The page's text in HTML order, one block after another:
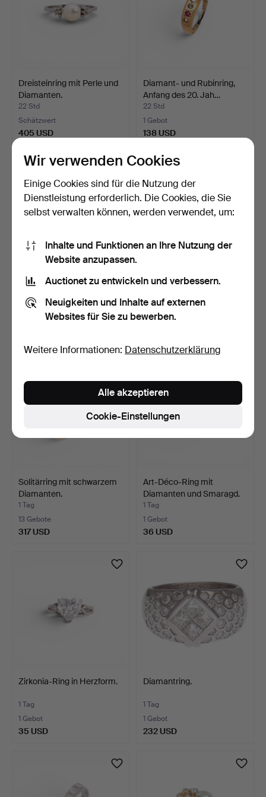
Dreisteinring mit Perle und
Diamanten.
22 Std
Schätzwert
405 USD
Diamant- und Rubinring,
Anfang des 20. Jah…
22 Std
1 Gebot
138 USD
Ring aus Roségold mit
1 Tag
Schätzwert
Topas-Rosettenring.
1 Tag
Schätzwert
Solitärring mit schwarzem
Diamanten.
1 Tag
13 Gebote
317 USD
Art-Déco-Ring mit
Diamanten und Smaragd.
1 Tag
1 Gebot
36 USD
Zirkonia-Ring in Herzform.
1 Tag
1 Gebot
35 USD
Diamantring.
1 Tag
1 Gebot
232 USD
Wir verwenden Cookies
Einige Cookies sind für die Nutzung der
Dienstleistung erforderlich. Die Cookies, die Sie
selbst verwalten können, werden verwendet, um:
Inhalte und Funktionen an Ihre Nutzung der
Website anzupassen.
Auctionet zu entwickeln und verbessern.
Neuigkeiten und Inhalte auf externen
Websites für Sie zu bewerben.
Weitere Informationen: Datenschutzerklärung
Cookie-Einstellungen
Alle akzeptieren